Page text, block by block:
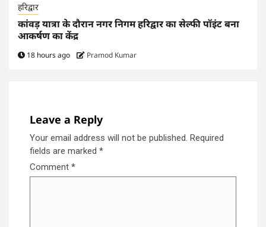
हरिद्वार
कांवड़ यात्रा के दौरान नगर निगम हरिद्वार का सेल्फी पॉइंट बना
आकर्षण का केंद्र
18 hours ago Pramod Kumar
Leave a Reply
Your email address will not be published. Required
fields are marked *
Comment *